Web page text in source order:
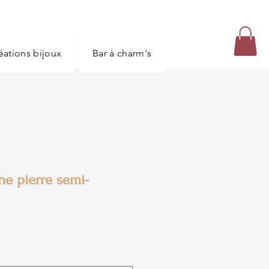
bijoux Bar à charm's Carte bijoux
pierre semi-